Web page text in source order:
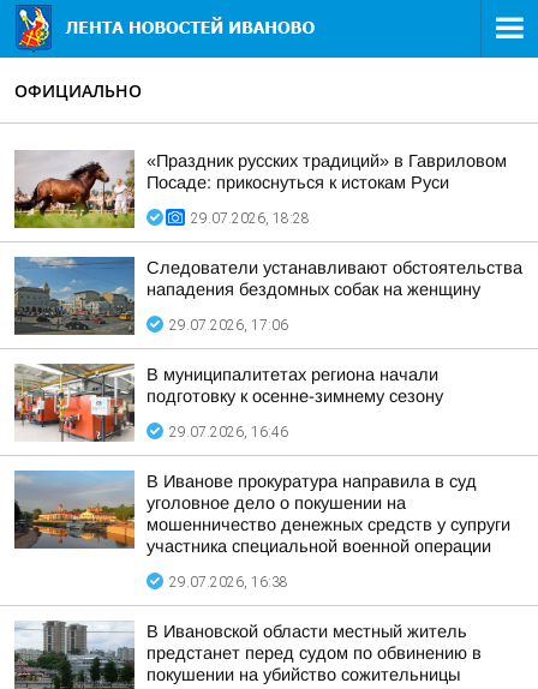
ОФИЦИАЛЬНО
«Праздник русских традиций» в Гавриловом
Посаде: прикоснуться к истокам Руси
29.07.2026, 18:28
Следователи устанавливают обстоятельства
нападения бездомных собак на женщину
29.07.2026, 17:06
В муниципалитетах региона начали
подготовку к осенне-зимнему сезону
29.07.2026, 16:46
В Иванове прокуратура направила в суд
уголовное дело о покушении на
мошенничество денежных средств у супруги
участника специальной военной операции
29.07.2026, 16:38
В Ивановской области местный житель
предстанет перед судом по обвинению в
покушении на убийство сожительницы